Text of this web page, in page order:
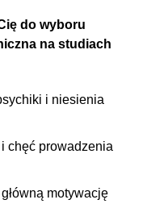
do wyboru
na studiach
i niesienia
chęć prowadzenia
motywację